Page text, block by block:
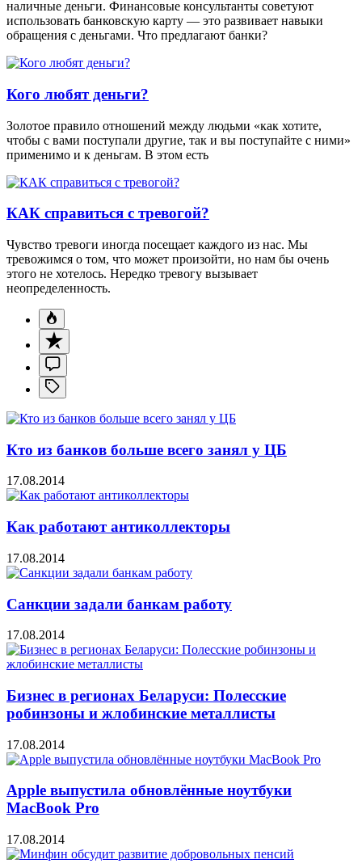
наличные деньги. Финансовые консультанты советуют
использовать банковскую карту — это развивает навыки
обращения с деньгами. Что предлагают банки?
Кого любят деньги?
Золотое правило отношений между людьми «как хотите,
чтобы с вами поступали другие, так и вы поступайте с ними»
применимо и к деньгам. В этом есть
КАК справиться с тревогой?
Чувство тревоги иногда посещает каждого из нас. Мы
тревожимся о том, что может произойти, но нам бы очень
этого не хотелось. Нередко тревогу вызывает
неопределенность.
Кто из банков больше всего занял у ЦБ
17.08.2014
Как работают антиколлекторы
17.08.2014
Санкции задали банкам работу
17.08.2014
Бизнес в регионах Беларуси: Полесские
робинзоны и жлобинские металлисты
17.08.2014
Apple выпустила обновлённые ноутбуки
MacBook Pro
17.08.2014